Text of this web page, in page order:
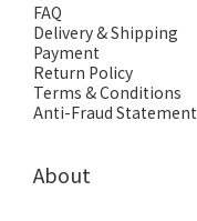
FAQ
Delivery & Shipping
Payment
Return Policy
Terms & Conditions
Anti-Fraud Statement
About